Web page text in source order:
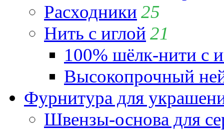
Расходники 25
Нить с иглой 21
100% шёлк-нити с
Высокопрочный
Фурнитура для
Швензы-основа для